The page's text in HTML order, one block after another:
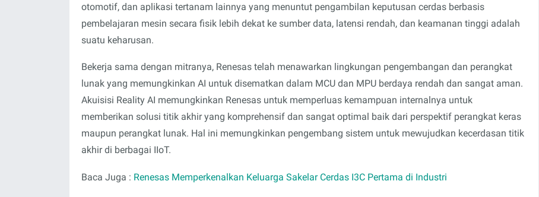
otomotif, dan aplikasi tertanam lainnya yang menuntut pengambilan keputusan cerdas berbasis
pembelajaran mesin secara fisik lebih dekat ke sumber data, latensi rendah, dan keamanan tinggi adalah
suatu keharusan.
Bekerja sama dengan mitranya, Renesas telah menawarkan lingkungan pengembangan dan perangkat
lunak yang memungkinkan AI untuk disematkan dalam MCU dan MPU berdaya rendah dan sangat aman.
Akuisisi Reality AI memungkinkan Renesas untuk memperluas kemampuan internalnya untuk
memberikan solusi titik akhir yang komprehensif dan sangat optimal baik dari perspektif perangkat keras
maupun perangkat lunak. Hal ini memungkinkan pengembang sistem untuk mewujudkan kecerdasan titik
akhir di berbagai IIoT.
Baca Juga : Renesas Memperkenalkan Keluarga Sakelar Cerdas I3C Pertama di Industri